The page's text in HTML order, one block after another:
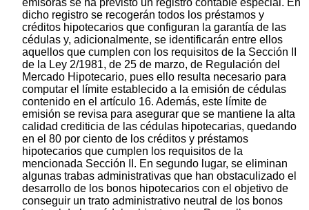
emisoras se ha previsto un registro contable especial. En
dicho registro se recogerán todos los préstamos y
créditos hipotecarios que configuran la garantía de las
cédulas y, adicionalmente, se identificarán entre ellos
aquellos que cumplen con los requisitos de la Sección II
de la Ley 2/1981, de 25 de marzo, de Regulación del
Mercado Hipotecario, pues ello resulta necesario para
computar el límite establecido a la emisión de cédulas
contenido en el artículo 16. Además, este límite de
emisión se revisa para asegurar que se mantiene la alta
calidad crediticia de las cédulas hipotecarias, quedando
en el 80 por ciento de los créditos y préstamos
hipotecarios que cumplen los requisitos de la
mencionada Sección II. En segundo lugar, se eliminan
algunas trabas administrativas que han obstaculizado el
desarrollo de los bonos hipotecarios con el objetivo de
conseguir un trato administrativo neutral de los bonos